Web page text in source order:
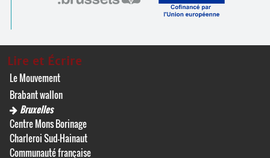
Lire et Écrire
Le Mouvement
Brabant wallon
Bruxelles
Centre Mons Borinage
Charleroi Sud-Hainaut
Communauté française